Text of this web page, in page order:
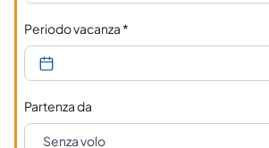
Periodo vacanza*
Partenza da